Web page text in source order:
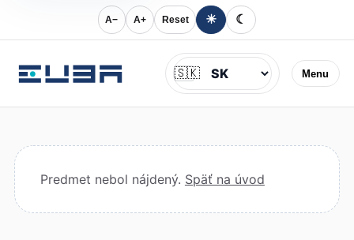
A− A+ Reset ☀ ☾
Menu
Jazyk
🇸🇰
Predmet nebol nájdený. Späť na úvod